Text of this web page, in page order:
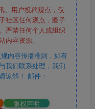
、用户投稿观点，仅
社区任何观点，圈子
严禁任何个人或组织
容资源。
内容传播准则，如有
我们联系处理，我们
谅解！ 邮件：
版权声明